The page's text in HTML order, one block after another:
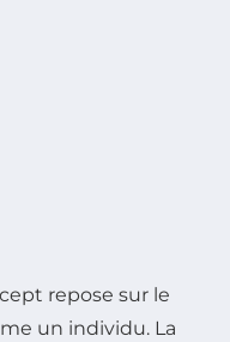
repose sur le
un individu. La